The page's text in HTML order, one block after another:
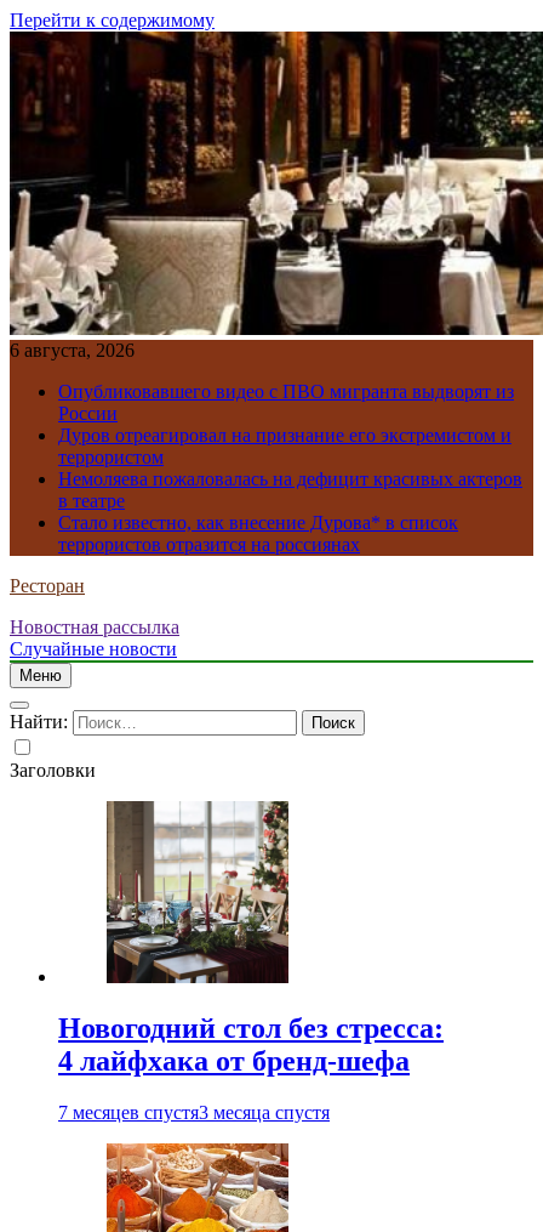
Перейти к содержимому
6 августа, 2026
Опубликовавшего видео с ПВО мигранта выдворят из
России
Дуров отреагировал на признание его экстремистом и
террористом
Немоляева пожаловалась на дефицит красивых актеров
в театре
Стало известно, как внесение Дурова* в список
террористов отразится на россиянах
Ресторан
Новостная рассылка
Случайные новости
Меню
Найти:
Заголовки
Новогодний стол без стресса:
4 лайфхака от бренд-шефа
7 месяцев спустя3 месяца спустя